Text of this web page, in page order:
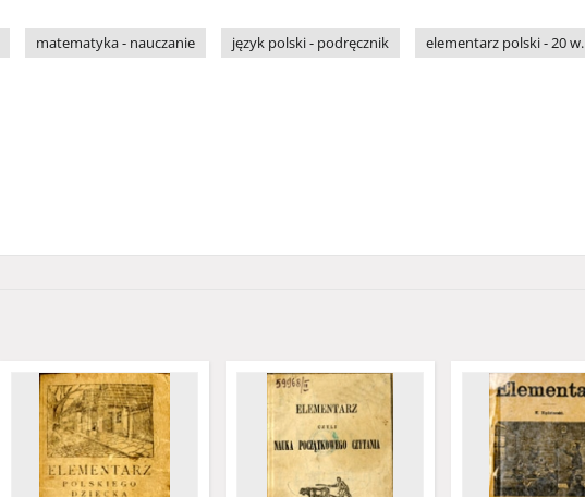
matematyka - nauczanie język polski - podręcznik elementarz polski - 20 w.